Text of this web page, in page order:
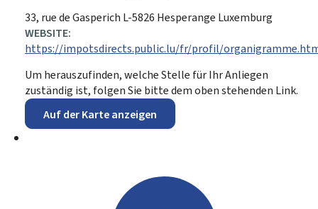
ADRESSE:
33, rue de Gasperich L-5826 Hesperange Luxemburg
WEBSITE:
https://impotsdirects.public.lu/fr/profil/
Um herauszufinden, welche Stelle für Ihr Anliegen
zuständig ist, folgen Sie bitte dem oben stehenden Link.
Auf der Karte anzeigen